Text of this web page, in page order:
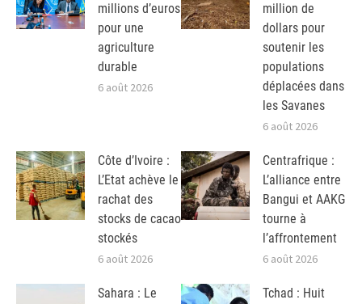
millions d’euros
pour une
agriculture
durable
6 août 2026
million de
dollars pour
soutenir les
populations
déplacées dans
les Savanes
6 août 2026
Côte d’Ivoire :
L’Etat achève le
rachat des
stocks de cacao
stockés
6 août 2026
Centrafrique :
L’alliance entre
Bangui et AAKG
tourne à
l’affrontement
6 août 2026
Sahara : Le
Tchad : Huit